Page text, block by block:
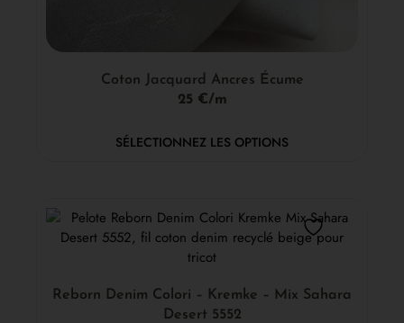
Coton Jacquard Ancres Écume
25 €/m
SÉLECTIONNEZ LES OPTIONS
Reborn Denim Colori – Kremke – Mix Sahara
Desert 5552